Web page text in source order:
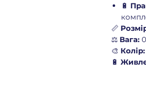
🔋
📏
⚖️ Вага:
🎨 Колір:
🔋